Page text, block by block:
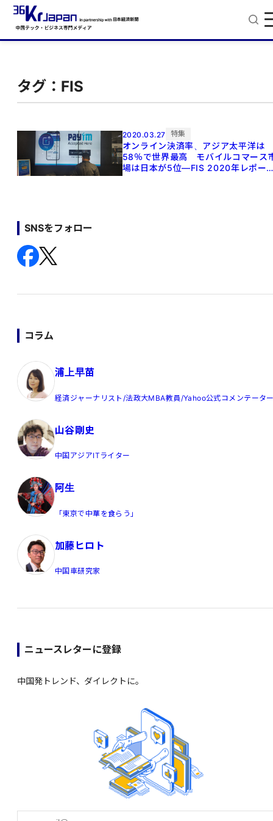
タグ：FIS
2020.03.27 特集
オンライン決済率、アジア太平洋は
58％で世界最高 モバイルコマース
場は日本が5位―FIS 2020年レポー
ト
SNSをフォロー
コラム
浦上早苗
経済ジャーナリスト/法政大MBA教員/Yahoo公式コメンテータ
山谷剛史
中国アジアITライター
阿生
「東京で中華を食らう」
加藤ヒロト
中国車研究家
ニュースレターに登録
中国発トレンド、ダイレクトに。